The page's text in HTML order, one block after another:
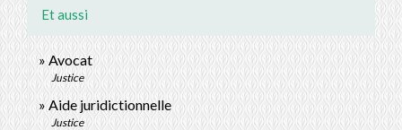
Et aussi
Avocat
Justice
Aide juridictionnelle
Justice